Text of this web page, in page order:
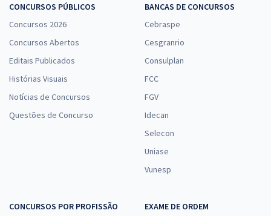
CONCURSOS PÚBLICOS
Concursos 2026
Concursos Abertos
Editais Publicados
Histórias Visuais
Notícias de Concursos
Questões de Concurso
BANCAS DE CONCURSOS
Cebraspe
Cesgranrio
Consulplan
FCC
FGV
Idecan
Selecon
Uniase
Vunesp
CONCURSOS POR PROFISSÃO
EXAME DE ORDEM